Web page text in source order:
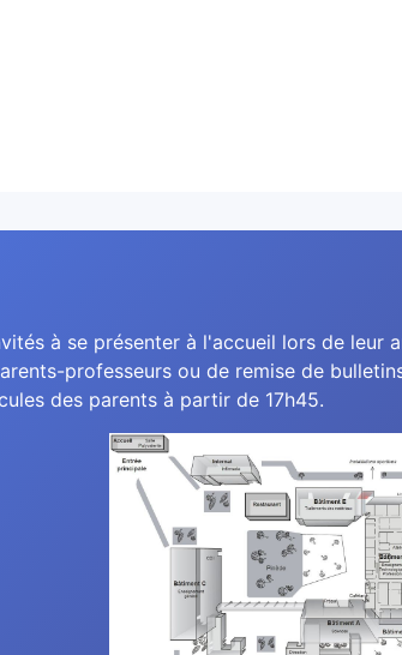
à se présenter à l'accueil lors de leur
professeurs ou de remise de
des parents à partir de 17h45.